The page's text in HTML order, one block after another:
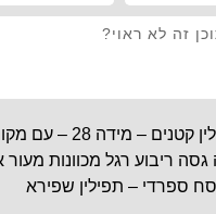
לדווח על:בתי תפילין
ריבוע רגל מכוונות מעור
ספרדי – תפילין שפירא